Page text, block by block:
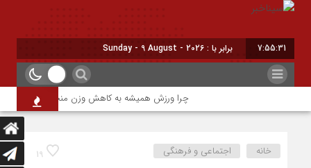
7:55:31 برابر با : Sunday - 9 August - 2026
چرا ورزش همیشه به کاهش وزن منجر نمی‌شود؟
19 خانه اجتماعی و فرهنگی